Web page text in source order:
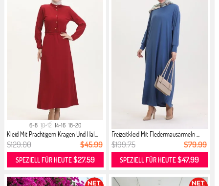
6-8 10-12 14-16 18-20
Kleid Mit Prächtigem Kragen Und Hal...
$129.00 $45.99
SPEZIELL FÜR HEUTE$27.59
Freizeitkleid Mit Fledermausärmeln ...
$199.75 $79.99
SPEZIELL FÜR HEUTE$47.99